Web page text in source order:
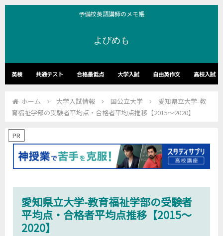
予備校英語講師のメモ帳
よびめも
英検 共通テスト 合格最低点 大学入試 自由英作文 高校入試
ホーム 大学入試情報 国公立大学
愛知県立大学-教
育福祉学部の受験者平均点・合格者平均点推移【2015～2020】
PR
愛知県立大学-教育福祉学部の受験者
平均点・合格者平均点推移【2015～
2020】